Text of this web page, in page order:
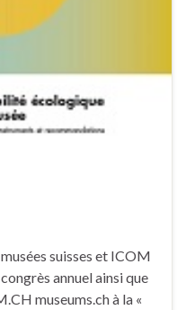
suisses et ICOM
annuel ainsi que
museums.ch à la «